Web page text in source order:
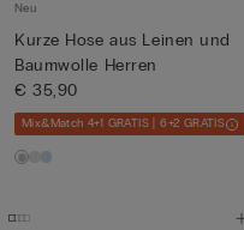
Neu
Kurze Hose aus Leinen und
Baumwolle Herren
€ 35,90
Mix&Match 4+1 GRATIS | 6+2 GRATIS